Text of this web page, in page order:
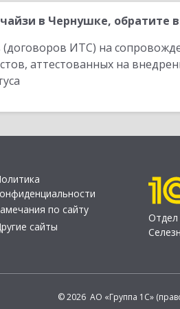
в Чернушке, обратите
(договоров ИТС) на
аттестованных на
по сайту
сайты
Отдел
© 2026 АО «Группа 1С»